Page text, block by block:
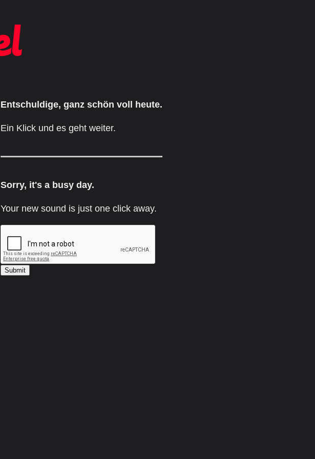
Entschuldige, ganz schön voll heute.
Ein Klick und es geht weiter.
Sorry, it's a busy day.
Your new sound is just one click away.